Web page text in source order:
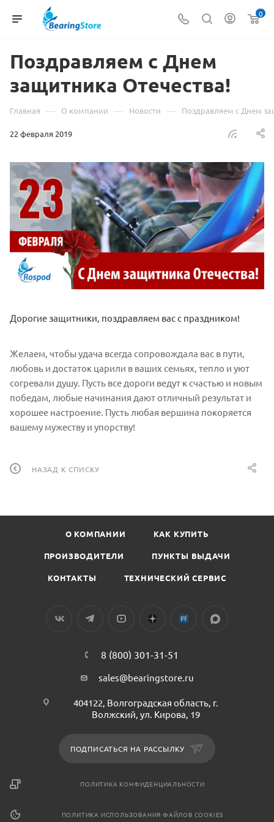
0
Поздравляем с Днем
защитника Отечества!
Главная — О компании — Новости — Поздравляем с Днем
22 февраля 2019
Дорогие защитники, поздравляем вас с праздником!
Желаем, чтобы удача всегда сопровождала вас в пути,
любовь и достаток царили в ваших семьях, тепло и уют
согревали душу. Пусть все дороги ведут к счастью и новым
победам, любые начинания дают отличный результат и
хорошее настроение. Пусть любая вершина покоряется
вашему мужеству и упорству!
НАЗАД К СПИСКУ
О КОМПАНИИ КАК КУПИТЬ
ПРОИЗВОДИТЕЛИ ПУНКТЫ ВЫДАЧИ
КОНТАКТЫ ТЕХНИЧЕСКИЙ СЕРВИС
8 (800) 301-31-51
sales@bearingstore.ru
404122, Волгоградская область, г.
Волжский, ул. Кирова, 19
ПОДПИСАТЬСЯ НА РАССЫЛКУ
ПОЛИТИКА КОНФИДЕНЦИАЛЬНОСТИ
ПОЛИТИКА ИСПОЛЬЗОВАНИЯ ФАЙЛОВ COOKIES